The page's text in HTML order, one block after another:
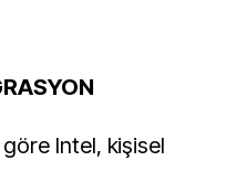
Intel, kişisel